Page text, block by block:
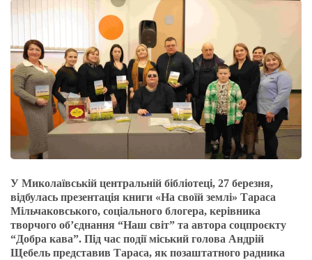
У Миколаївській центральній бібліотеці, 27 березня,
відбулась презентація книги «На своїй землі» Тараса
Мільчаковського, соціального блогера, керівника
творчого об’єднання “Наш світ” та автора соцпроєкту
“Добра кава”. Під час події міський голова Андрій
Щебель представив Тараса, як позаштатного радника